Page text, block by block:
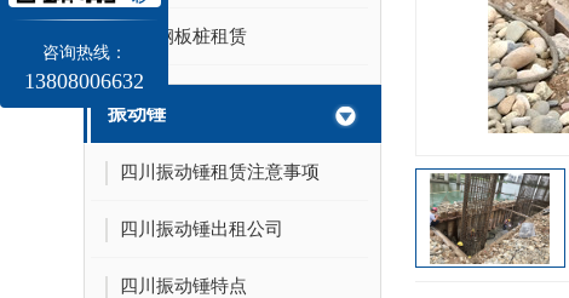
四川钢板桩租赁
振动锤
四川振动锤租赁注意事项
四川振动锤出租公司
四川振动锤特点
咨询热线：
13808006632